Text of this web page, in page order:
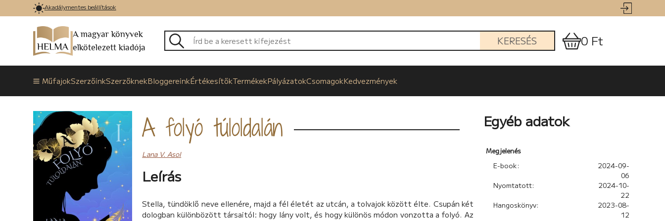
Akadálymentes beállítások
A magyar könyvek
elkötelezett kiadója
KERESÉS 0 Ft
MűfajokSzerzőinkSzerzőknekBloggereinkÉrtékesítőkTermékekPályázatokCsomagokKedvezmények
A folyó túloldalán
Lana V. Asol
Leírás
Stella, tündöklő neve ellenére, majd a fél életét az utcán, a tolvajok között élte. Csupán két
dologban különbözött társaitól: hogy lány volt, és hogy különös módon vonzotta a folyó. Az
Egyéb adatok
Megjelenés
E-book:
2024-09-
06
Nyomtatott:
2024-10-
22
Hangoskönyv:
2023-08-
12